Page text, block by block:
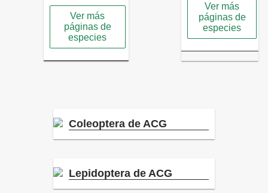
Ver más
páginas de
especies
Ver más
páginas de
especies
Coleoptera de ACG
Lepidoptera de ACG